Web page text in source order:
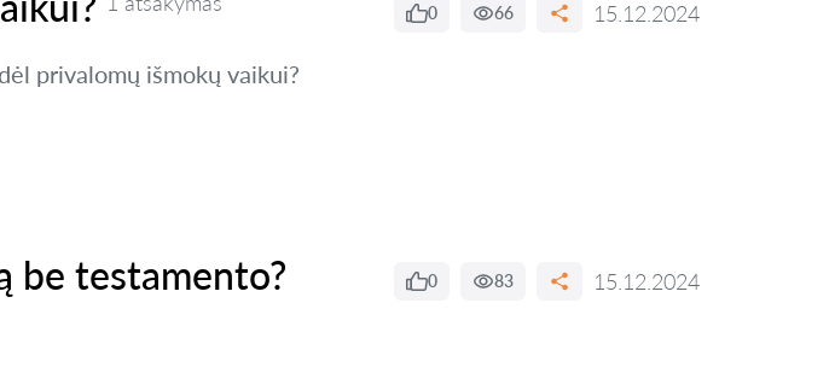
0 66 15.12.2024
privalomų išmokų vaikui?
be testamento? 0 83 15.12.2024